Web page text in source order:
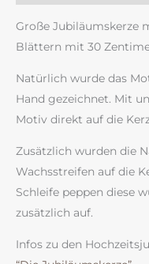
Große Jubiläumskerze
Blättern mit 30
Natürlich wurde das
Hand gezeichnet. Mit
Motiv direkt auf die
Zusätzlich wurden die
Wachsstreifen auf die
Schleife peppen diese
zusätzlich auf.
Infos zu den